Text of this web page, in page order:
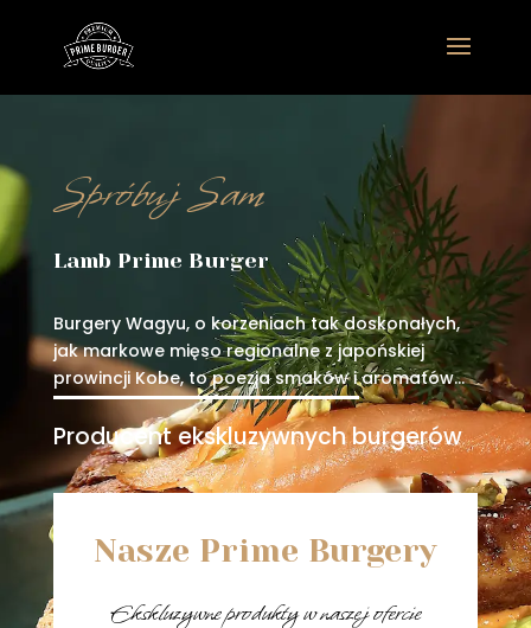
Spróbuj Sam
Lamb Prime Burger
Burgery Wagyu, o korzeniach tak doskonałych,
jak markowe mięso regionalne z japońskiej
prowincji Kobe, to poezja smaków i aromatów…
Producent ekskluzywnych burgerów
Nasze Prime Burgery
Ekskluzywne produkty w naszej ofercie